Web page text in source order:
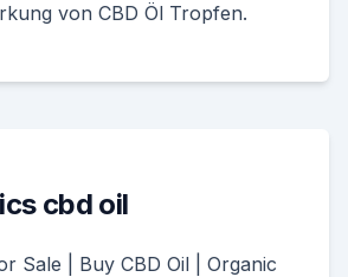
von CBD Öl Tropfen.
cbd oil
Sale | Buy CBD Oil | Organic